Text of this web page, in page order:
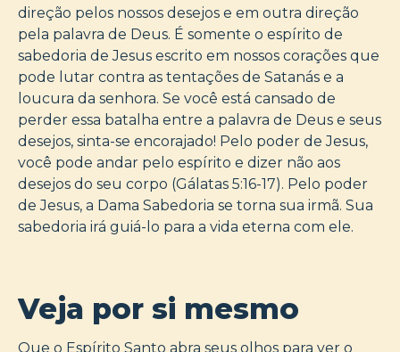
direção pelos nossos desejos e em outra direção
pela palavra de Deus. É somente o espírito de
sabedoria de Jesus escrito em nossos corações que
pode lutar contra as tentações de Satanás e a
loucura da senhora. Se você está cansado de
perder essa batalha entre a palavra de Deus e seus
desejos, sinta-se encorajado! Pelo poder de Jesus,
você pode andar pelo espírito e dizer não aos
desejos do seu corpo (Gálatas 5:16-17). Pelo poder
de Jesus, a Dama Sabedoria se torna sua irmã. Sua
sabedoria irá guiá-lo para a vida eterna com ele.
Veja por si mesmo
Que o Espírito Santo abra seus olhos para ver o